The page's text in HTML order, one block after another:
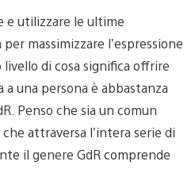
e utilizzare le ultime
massimizzare l’espressione
di cosa significa offrire
a una persona è abbastanza
Penso che sia un comun
attraversa l’intera serie di
il genere GdR comprende